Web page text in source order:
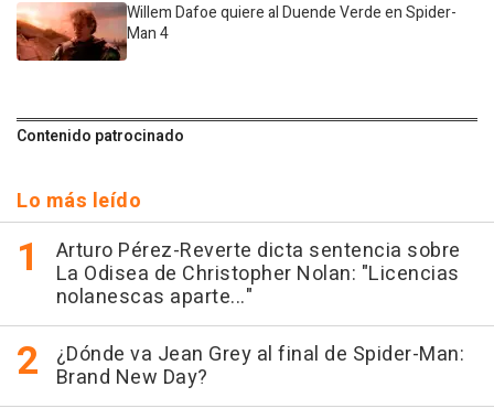
Willem Dafoe quiere al Duende Verde en Spider-
Man 4
Contenido patrocinado
Lo más leído
Arturo Pérez-Reverte dicta sentencia sobre
La Odisea de Christopher Nolan: "Licencias
nolanescas aparte..."
¿Dónde va Jean Grey al final de Spider-Man:
Brand New Day?